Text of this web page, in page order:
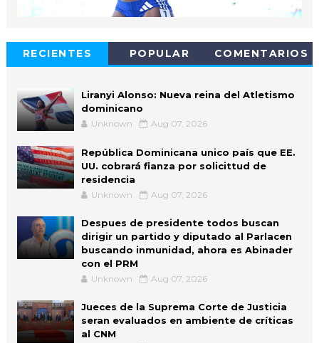
RECIENTES POPULAR COMENTARIOS
Liranyi Alonso: Nueva reina del Atletismo
dominicano
Unknown Aug 07, 2026
República Dominicana unico país que EE.
UU. cobrará fianza por solicittud de
residencia
Unknown Aug 07, 2026
Despues de presidente todos buscan
dirigir un partido y diputado al Parlacen
buscando inmunidad, ahora es Abinader
con el PRM
Unknown Aug 07, 2026
Jueces de la Suprema Corte de Justicia
seran evaluados en ambiente de críticas
al CNM